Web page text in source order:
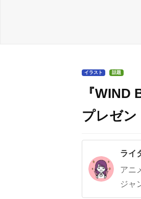
イラスト 話題
『
プレゼン
ライ
アニ
ジャ